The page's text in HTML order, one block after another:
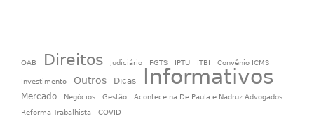
OAB Direitos Judiciário FGTS IPTU ITBI Convênio ICMS
Investimento Outros Dicas Informativos
Mercado Negócios Gestão
Acontece na De Paula e Nadruz Advogados
Reforma Trabalhista
COVID